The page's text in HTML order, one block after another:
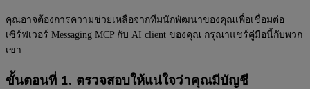
คุณอาจต้องการความช่วยเหลือจากทีมนักพัฒนาของคุณเพื่อเชื่อมต่อ
เซิร์ฟเวอร์ Messaging MCP กับ AI client ของคุณ กรุณาแชร์คู่มือนี้กับพวก
เขา
ขั้นตอนที่ 1. ตรวจสอบให้แน่ใจว่าคุณมีบัญชี